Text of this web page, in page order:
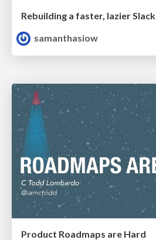
Rebuilding a faster, lazier Slack
samanthasiow
Product Roadmaps are Hard